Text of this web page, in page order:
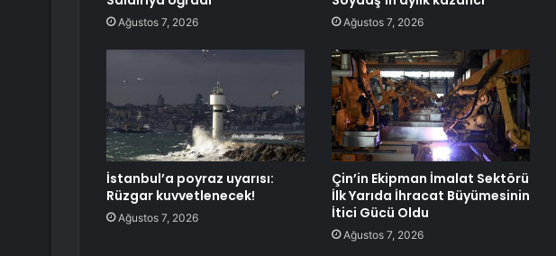
Ağustos 7, 2026 Ağustos 7, 2026
İstanbul’a poyraz uyarısı:
Rüzgar kuvvetlenecek!
Ağustos 7, 2026
Çin’in Ekipman İmalat Sektörü
İlk Yarıda İhracat Büyümesinin
İtici Gücü Oldu
Ağustos 7, 2026